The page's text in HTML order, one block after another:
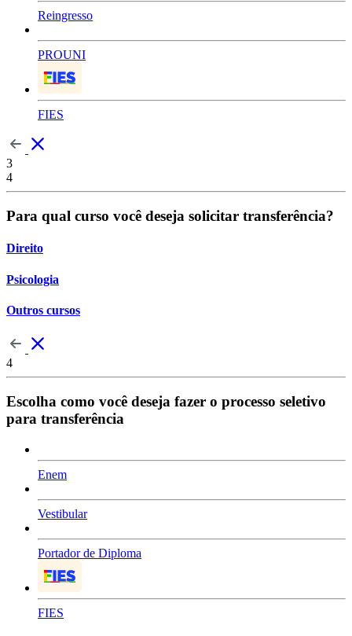
Reingresso
PROUNI
FIES
3
4
Para qual curso você deseja solicitar transferência?
Direito
Psicologia
Outros cursos
4
Escolha como você deseja fazer o processo seletivo
para transferência
Enem
Vestibular
Portador de Diploma
FIES